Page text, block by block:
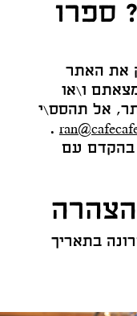
ספרו
את האתר
ו\או
אל תהסס\י
.
בהקדם עם
בתאריך